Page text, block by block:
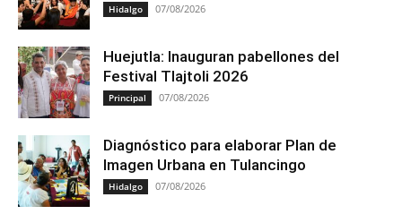
Hidalgo 07/08/2026
Huejutla: Inauguran pabellones del
Festival Tlajtoli 2026
Principal 07/08/2026
Diagnóstico para elaborar Plan de
Imagen Urbana en Tulancingo
Hidalgo 07/08/2026